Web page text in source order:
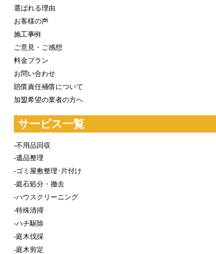
選ばれる理由
お客様の声
施工事例
ご意見・ご感想
料金プラン
お問い合わせ
賠償責任補償について
加盟希望の業者の方へ
サービス一覧
-不用品回収
-遺品整理
-ゴミ屋敷整理･片付け
-庭石処分・撤去
-ハウスクリーニング
-特殊清掃
-ハチ駆除
-庭木伐採
-庭木剪定